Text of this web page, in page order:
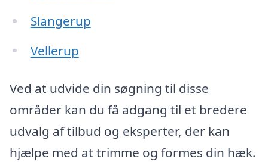
Slangerup
Vellerup
Ved at udvide din søgning til disse
områder kan du få adgang til et bredere
udvalg af tilbud og eksperter, der kan
hjælpe med at trimme og formes din hæk.